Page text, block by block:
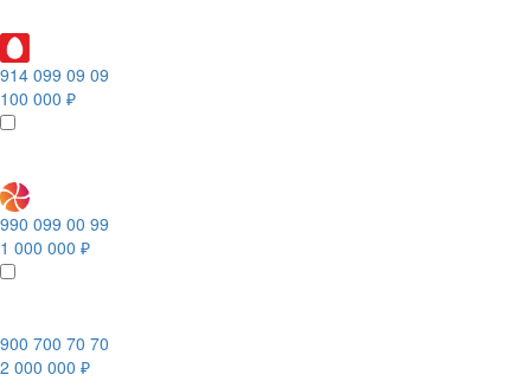
914 099 09 09
100 000 ₽
990 099 00 99
1 000 000 ₽
900 700 70 70
2 000 000 ₽